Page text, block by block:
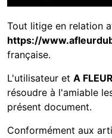
Tout litige en relation
https://
française.
L'utilisateur et A
résoudre à l'amiable
présent document.
Conformément aux